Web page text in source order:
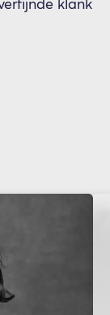
klank